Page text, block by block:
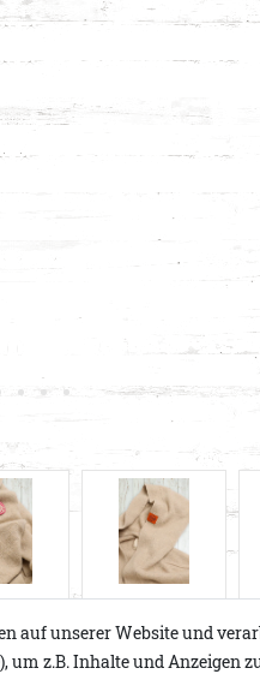
auf unserer Website und
um z.B. Inhalte und Anzeigen